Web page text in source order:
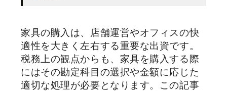
家具の購入は、店舗運営やオフィスの快
適性を大きく左右する重要な出資です。
税務上の観点からも、家具を購入する際
にはその勘定科目の選択や金額に応じた
適切な処理が必要となります。この記事